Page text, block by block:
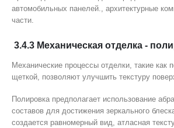
автомобильных панелей., архитектурные
части.
3.4.3 Механическая отделка -
Механические процессы отделки, такие как
щеткой, позволяют улучшить текстуру
Полировка предполагает использование
составов для достижения зеркального
создается равномерный вид, атласная